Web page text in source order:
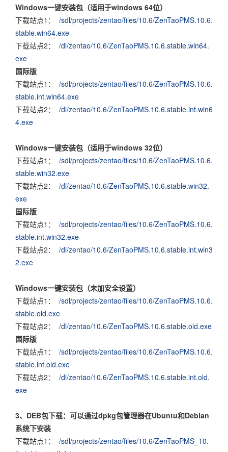
Windows一键安装包（适用于windows 64位）
下载站点1： /sdl/projects/zentao/files/10.6/ZenTaoPMS.10.6.
stable.win64.exe
下载站点2： /dl/zentao/10.6/ZenTaoPMS.10.6.stable.win64.
exe
国际版
下载站点1： /sdl/projects/zentao/files/10.6/ZenTaoPMS.10.6.
stable.int.win64.exe
下载站点2： /dl/zentao/10.6/ZenTaoPMS.10.6.stable.int.win6
4.exe
Windows一键安装包（适用于windows 32位）
下载站点1： /sdl/projects/zentao/files/10.6/ZenTaoPMS.10.6.
stable.win32.exe
下载站点2： /dl/zentao/10.6/ZenTaoPMS.10.6.stable.win32.
exe
国际版
下载站点1： /sdl/projects/zentao/files/10.6/ZenTaoPMS.10.6.
stable.int.win32.exe
下载站点2： /dl/zentao/10.6/ZenTaoPMS.10.6.stable.int.win3
2.exe
Windows一键安装包（未加安全设置）
下载站点1： /sdl/projects/zentao/files/10.6/ZenTaoPMS.10.6.
stable.old.exe
下载站点2： /dl/zentao/10.6/ZenTaoPMS.10.6.stable.old.exe
国际版
下载站点1： /sdl/projects/zentao/files/10.6/ZenTaoPMS.10.6.
stable.int.old.exe
下载站点2： /dl/zentao/10.6/ZenTaoPMS.10.6.stable.int.old.
exe
3、DEB包下载：可以通过dpkg包管理器在Ubuntu和Debian
系统下安装
下载站点1： /sdl/projects/zentao/files/10.6/ZenTaoPMS_10.